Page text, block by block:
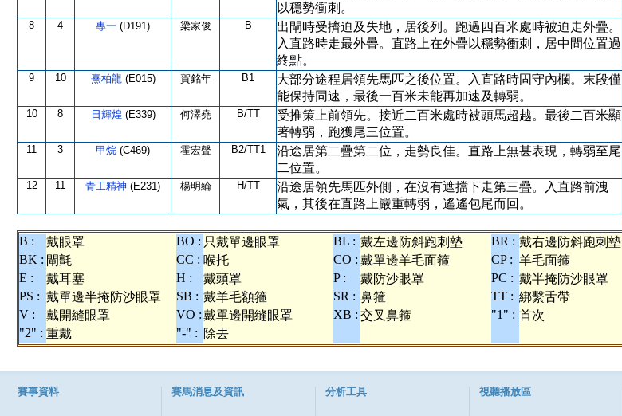
以穩勢衝刺。
8 4 專一 (D191) 梁家俊 B
出閘時受擠迫及失地，居後列。跑過四百米處時被迫走外疊。
入直路時走最外疊。直路上在外疊以穩勢衝刺，居中間位置過
終點。
9 10 熹柏龍 (E015) 賀銘年 B1
大部分途程居領先馬匹之後位置。入直路時固守內欄。末段僅
能保持同速，最後一百米未能再加速及轉弱。
10 8 日輝煌 (E339) 何澤堯 B/TT
受推策上前領先。接近二百米處時被頭馬超越。最後二百米顯
著轉弱，跑獲尾三位置。
11 3 甲烷 (C469) 霍宏聲 B2/TT1
沿途居第二疊第二位，走勢良佳。直路上無甚表現，轉弱至尾
二位置。
12 11 青工精神 (E231) 楊明綸 H/TT
沿途居領先馬匹外側，在沒有遮擋下走第三疊。入直路前洩
氣，其後在直路上嚴重轉弱，遙遙包尾而回。
B : 戴眼罩 BO : 只戴單邊眼罩 BL : 戴左邊防斜跑刺墊 BR : 戴右邊防斜跑刺墊
BK : 閘氈 CC : 喉托 CO : 戴單邊羊毛面箍 CP : 羊毛面箍
E :
戴耳塞 H : 戴頭罩 P : 戴防沙眼罩 PC : 戴半掩防沙眼罩
PS : 戴單邊半掩防沙眼罩 SB : 戴羊毛額箍 SR : 鼻箍 TT : 綁繫舌帶
V :
戴開縫眼罩 VO :戴單邊開縫眼罩 XB : 交叉鼻箍 "1" : 首次
"2" : 重戴 "-" : 除去
賽事資料 賽馬消息及資訊 分析工具 視聽播放區